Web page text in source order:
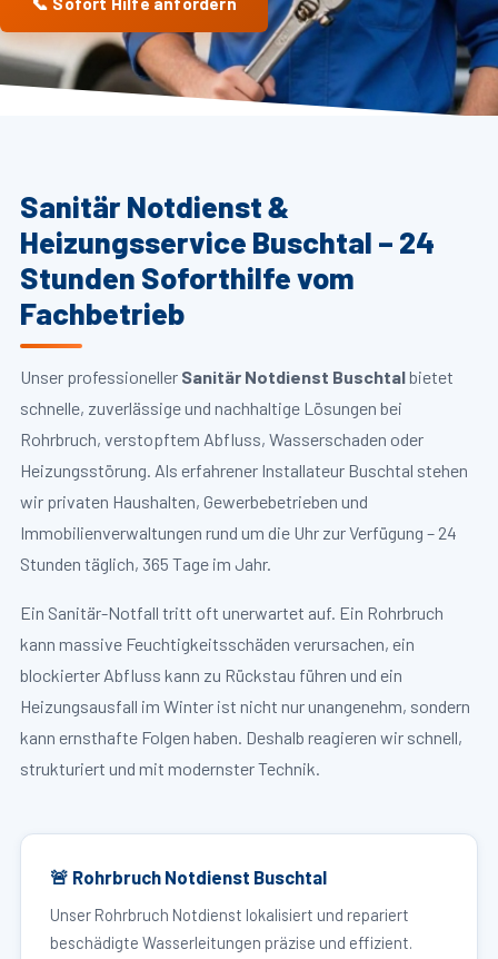
Sanitär Notdienst &
Heizungsservice Buschtal – 24
Stunden Soforthilfe vom
Fachbetrieb
Unser professioneller Sanitär Notdienst Buschtalbietet
schnelle, zuverlässige und nachhaltige Lösungen bei
Rohrbruch, verstopftem Abfluss, Wasserschaden oder
Heizungsstörung. Als erfahrener Installateur Buschtal stehen
wir privaten Haushalten, Gewerbebetrieben und
Immobilienverwaltungen rund um die Uhr zur Verfügung – 24
Stunden täglich, 365 Tage im Jahr.
Ein Sanitär-Notfall tritt oft unerwartet auf. Ein Rohrbruch
kann massive Feuchtigkeitsschäden verursachen, ein
blockierter Abfluss kann zu Rückstau führen und ein
Heizungsausfall im Winter ist nicht nur unangenehm, sondern
kann ernsthafte Folgen haben. Deshalb reagieren wir schnell,
strukturiert und mit modernster Technik.
🚨 Rohrbruch Notdienst Buschtal
Unser Rohrbruch Notdienst lokalisiert und repariert
beschädigte Wasserleitungen präzise und effizient.